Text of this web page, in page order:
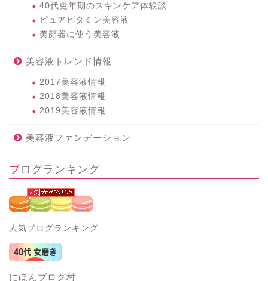
40代更年期のスキンケア体験談
ピュアビタミン美容液
美顔器に使う美容液
美容液トレンド情報
2017美容液情報
2018美容液情報
2019美容液情報
美容液ファンデーション
ブログランキング
人気ブログランキング
にほんブログ村